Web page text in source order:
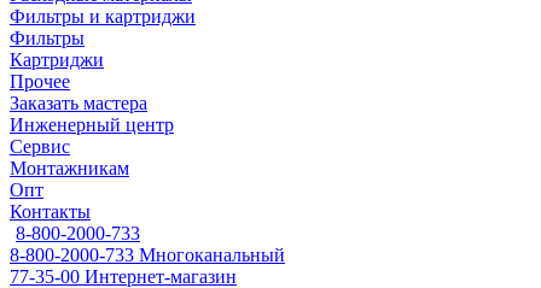
Фильтры и картриджи
Фильтры
Картриджи
Прочее
Заказать мастера
Инженерный центр
Сервис
Монтажникам
Опт
Контакты
8-800-2000-733
8-800-2000-733 Многоканальный
77-35-00 Интернет-магазин